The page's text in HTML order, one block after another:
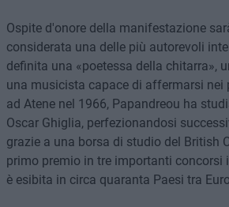
Ospite d'onore della manifestazione
considerata una delle più autorevoli
definita una «poetessa della chitarra»,
una musicista capace di affermarsi
ad Atene nel 1966, Papandreou ha
Oscar Ghiglia, perfezionandosi
grazie a una borsa di studio del British
primo premio in tre importanti concorsi
è esibita in circa quaranta Paesi tra